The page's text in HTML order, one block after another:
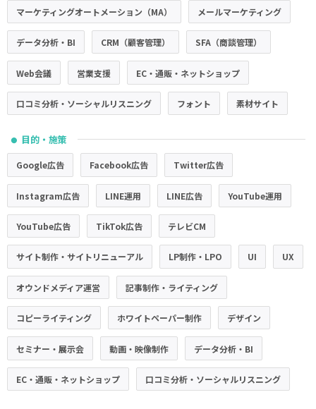
マーケティングオートメーション（MA） メールマーケティング
データ分析・BI CRM（顧客管理） SFA（商談管理）
Web会議 営業支援 EC・通販・ネットショップ
口コミ分析・ソーシャルリスニング フォント 素材サイト
● 目的・施策
Google広告 Facebook広告 Twitter広告
Instagram広告 LINE運用 LINE広告 YouTube運用
YouTube広告 TikTok広告 テレビCM
サイト制作・サイトリニューアル LP制作・LPO UI UX
オウンドメディア運営 記事制作・ライティング
コピーライティング ホワイトペーパー制作 デザイン
セミナー・展示会 動画・映像制作 データ分析・BI
EC・通販・ネットショップ 口コミ分析・ソーシャルリスニング